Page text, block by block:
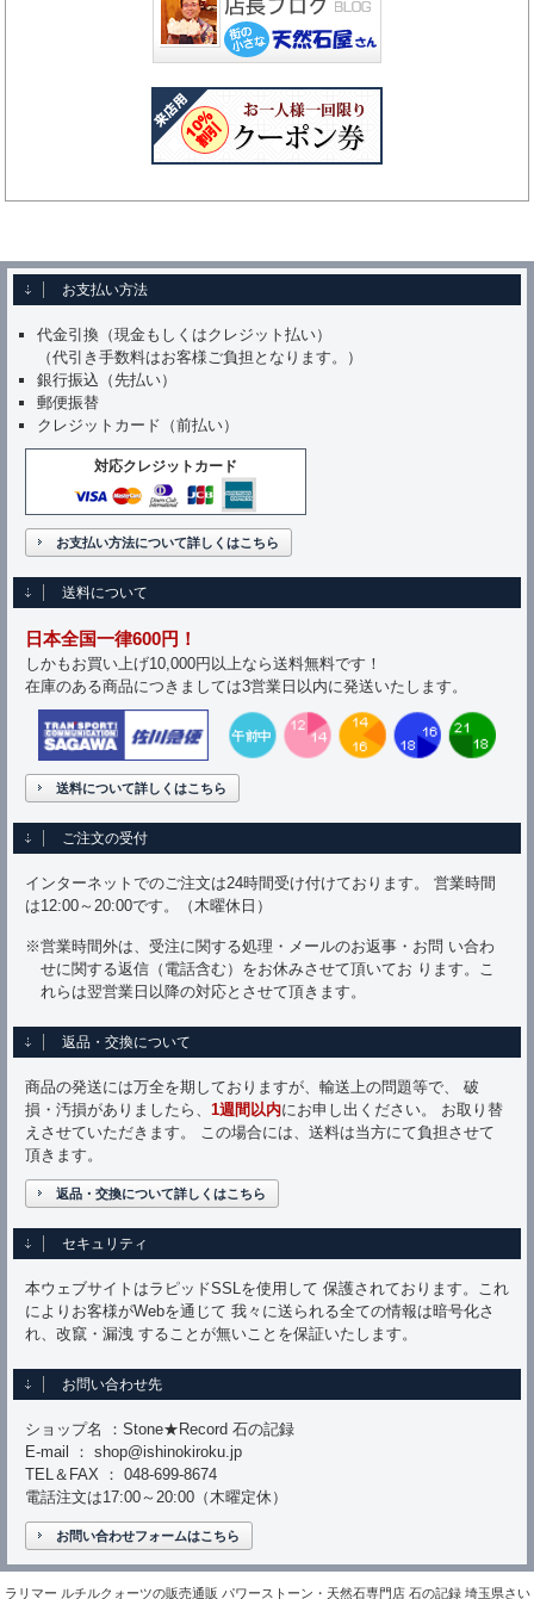
お支払い方法
代金引換（現金もしくはクレジット払い）
（代引き手数料はお客様ご負担となります。）
銀行振込（先払い）
郵便振替
クレジットカード（前払い）
対応クレジットカード
お支払い方法について詳しくはこちら
送料について
日本全国一律600円！
しかもお買い上げ10,000円以上なら送料無料です！
在庫のある商品につきましては3営業日以内に発送いたします。
送料について詳しくはこちら
ご注文の受付
インターネットでのご注文は24時間受け付けております。 営業時間
は12:00～20:00です。（木曜休日）
※営業時間外は、受注に関する処理・メールのお返事・お問 い合わ
せに関する返信（電話含む）をお休みさせて頂いてお ります。こ
れらは翌営業日以降の対応とさせて頂きます。
返品・交換について
商品の発送には万全を期しておりますが、輸送上の問題等で、 破
損・汚損がありましたら、 1週間以内にお申し出ください。 お取り替
えさせていただきます。 この場合には、送料は当方にて負担させて
頂きます。
返品・交換について詳しくはこちら
セキュリティ
本ウェブサイトはラピッドSSLを使用して 保護されております。これ
によりお客様がWebを通じて 我々に送られる全ての情報は暗号化さ
れ、改竄・漏洩 することが無いことを保証いたします。
お問い合わせ先
ショップ名 ：Stone★Record 石の記録
E-mail ： shop@ishinokiroku.jp
TEL＆FAX ： 048-699-8674
電話注文は17:00～20:00（木曜定休）
お問い合わせフォームはこちら
ラリマー ルチルクォーツの販売通販 パワーストーン・天然石専門店 石の記録 埼玉県さい